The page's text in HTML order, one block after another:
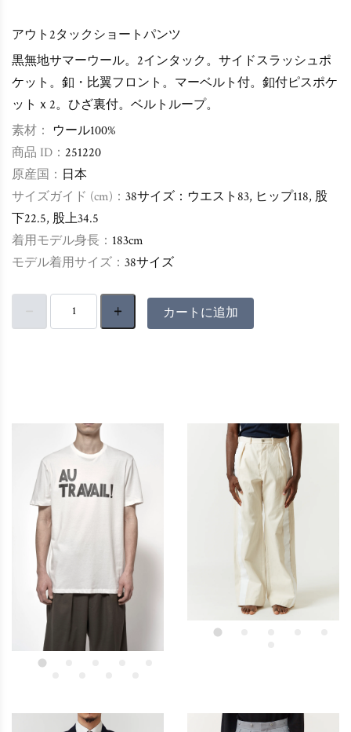
アウト2タックショートパンツ
黒無地サマーウール。2インタック。サイドスラッシュポ
ケット。釦・比翼フロント。マーベルト付。釦付ピスポケ
ットｘ2。ひざ裏付。ベルトループ。
素材：
ウール100%
商品 ID： 251220
原産国： 日本
サイズガイド (cm)： 38サイズ：ウエスト83, ヒップ118, 股
下22.5, 股上34.5
着用モデル身長： 183cm
モデル着用サイズ： 38サイズ
カートに追加